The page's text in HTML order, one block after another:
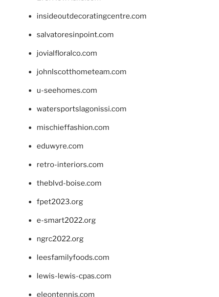
insideoutdecoratingcentre.com
salvatoresinpoint.com
jovialfloralco.com
johnlscotthometeam.com
u-seehomes.com
watersportslagonissi.com
mischieffashion.com
eduwyre.com
retro-interiors.com
theblvd-boise.com
fpet2023.org
e-smart2022.org
ngrc2022.org
leesfamilyfoods.com
lewis-lewis-cpas.com
eleontennis.com